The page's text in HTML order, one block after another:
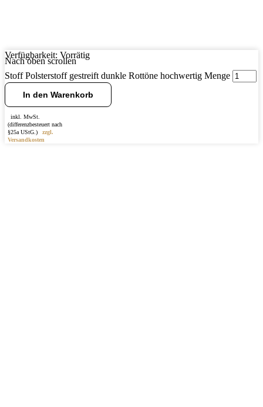
Verfügbarkeit: Vorrätig
Stoff Polsterstoff gestreift dunkle Rottöne hochwertig Menge
In den Warenkorb
inkl. MwSt.
(differenzbesteuert nach
§25a UStG.)
zzgl.
Versandkosten
Nach oben scrollen